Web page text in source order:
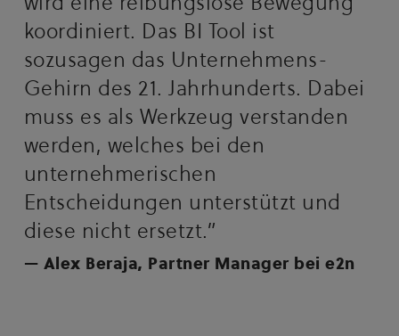
koordiniert. Das BI Tool ist
sozusagen das Unternehmens-
Gehirn des 21. Jahrhunderts. Dabei
muss es als Werkzeug verstanden
werden, welches bei den
unternehmerischen
Entscheidungen unterstützt und
diese nicht ersetzt.”
— Alex Beraja, Partner Manager bei e2n